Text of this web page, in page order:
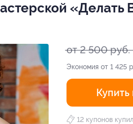
«Делать
от 2 500 руб.
Экономия от 1 425
Купить
12 купонов